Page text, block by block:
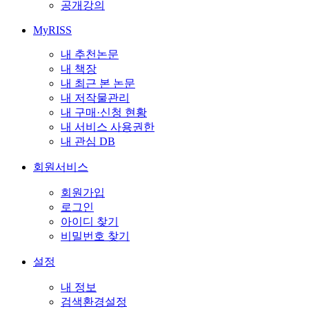
공개강의
MyRISS
내 추천논문
내 책장
내 최근 본 논문
내 저작물관리
내 구매·신청 현황
내 서비스 사용권한
내 관심 DB
회원서비스
회원가입
로그인
아이디 찾기
비밀번호 찾기
설정
내 정보
검색환경설정